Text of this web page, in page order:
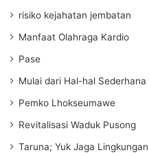
risiko kejahatan jembatan
Manfaat Olahraga Kardio
Pase
Mulai dari Hal-hal Sederhana
Pemko Lhokseumawe
Revitalisasi Waduk Pusong
Taruna; Yuk Jaga Lingkungan